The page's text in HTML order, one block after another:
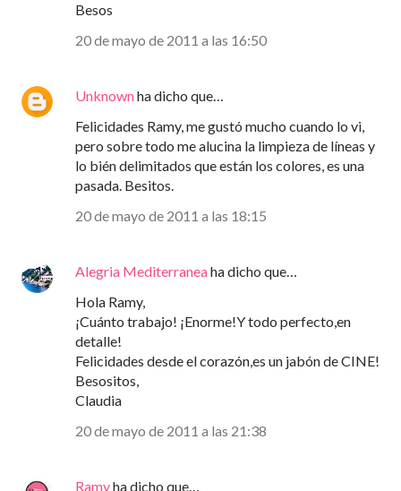
Besos
20 de mayo de 2011 a las 16:50
Unknownha dicho que…
Felicidades Ramy, me gustó mucho cuando lo vi,
pero sobre todo me alucina la limpieza de líneas y
lo bién delimitados que están los colores, es una
pasada. Besitos.
20 de mayo de 2011 a las 18:15
Alegria Mediterraneaha dicho que…
Hola Ramy,
¡Cuánto trabajo! ¡Enorme!Y todo perfecto,en
detalle!
Felicidades desde el corazón,es un jabón de CINE!
Besositos,
Claudia
20 de mayo de 2011 a las 21:38
Ramyha dicho que…